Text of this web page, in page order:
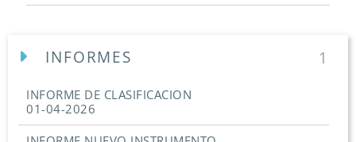
INFORMES 1
INFORME DE CLASIFICACION
01-04-2026